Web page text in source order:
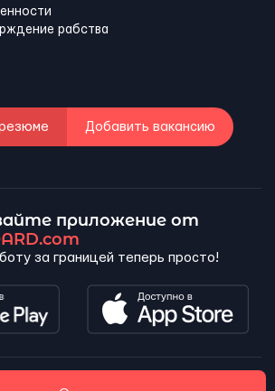
рабства
Добавить вакансию
приложение от
за границей теперь просто!
SL Copyright 2026 ©